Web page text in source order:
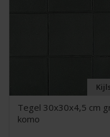
Tegel 30x30x4,5 cm
komo